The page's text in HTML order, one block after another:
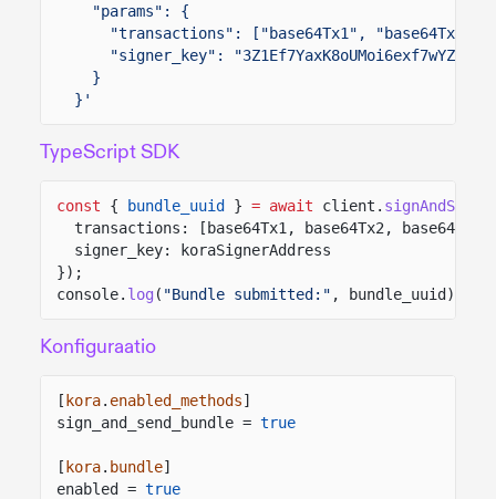
"params": {
"transactions": ["base64Tx1", "base64Tx2"],
"signer_key":
}
}'
TypeScript SDK
const { bundle_uuid } = await client.
transactions: [base64Tx1, base64Tx2,
signer_key: koraSignerAddress
});
console. log ( "Bundle submitted:" , bundle_uuid);
Konfiguraatio
[ kora. enabled_methods]
sign_and_send_bundle = true
[ kora. bundle]
enabled = true